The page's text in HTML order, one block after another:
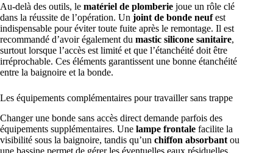
Au-delà des outils, le matériel de plomberie joue un rôle clé
dans la réussite de l’opération. Un joint de bonde neufest
indispensable pour éviter toute fuite après le remontage. Il est
recommandé d’avoir également du mastic silicone sanitaire,
surtout lorsque l’accès est limité et que l’étanchéité doit être
irréprochable. Ces éléments garantissent une bonne étanchéité
entre la baignoire et la bonde.
Les équipements complémentaires pour travailler sans trappe
Changer une bonde sans accès direct demande parfois des
équipements supplémentaires. Une lampe frontale facilite la
visibilité sous la baignoire, tandis qu’un chiffon absorbant ou
une bassine permet de gérer les éventuelles eaux résiduelles.